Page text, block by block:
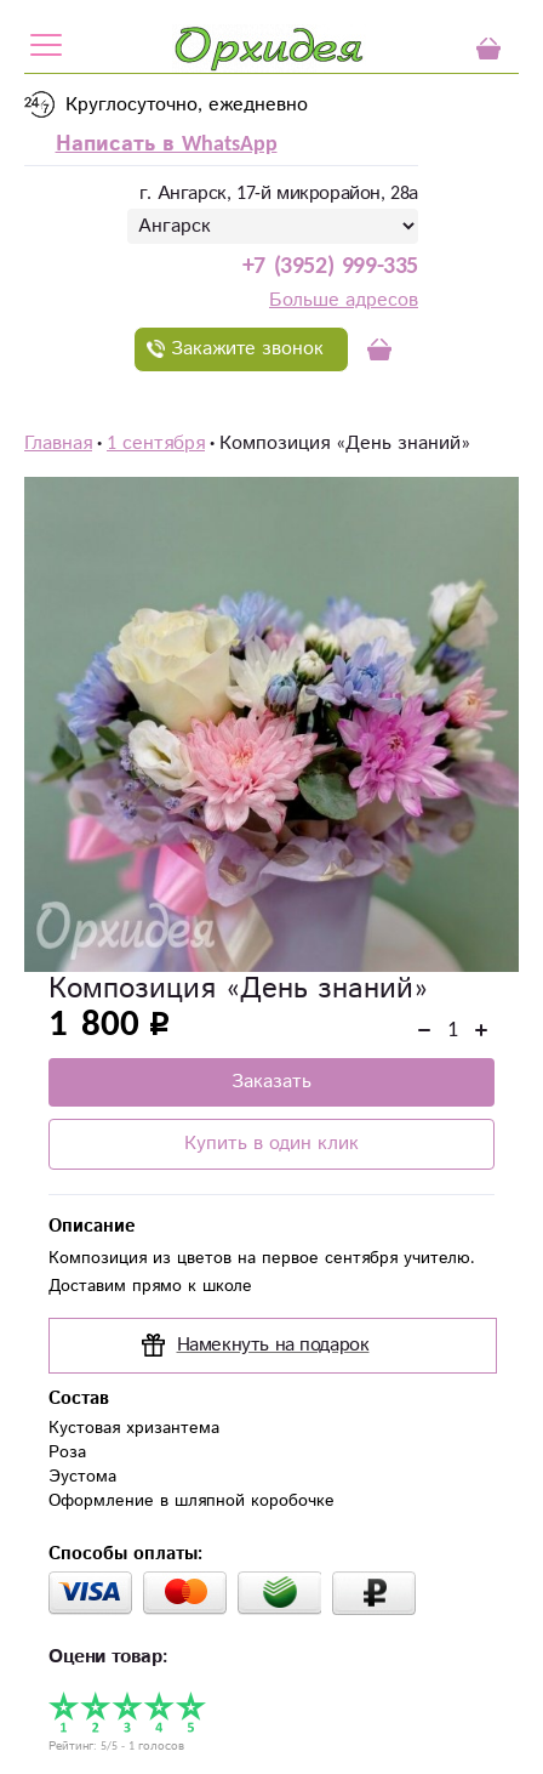
Круглосуточно, ежедневно
Написать в WhatsApp
г. Ангарск, 17-й микрорайон, 28а
+7 (3952) 999-335
Больше адресов
Закажите звонок
Главная 1 сентября Композиция «День знаний»
Композиция «День знаний»
1 800
Заказать
Купить в один клик
Описание
Композиция из цветов на первое сентября учителю.
Доставим прямо к школе
Намекнуть на подарок
Состав
Кустовая хризантема
Роза
Эустома
Оформление в шляпной коробочке
Способы оплаты:
Оцени товар:
Рейтинг: 5/5 - 1 голосов